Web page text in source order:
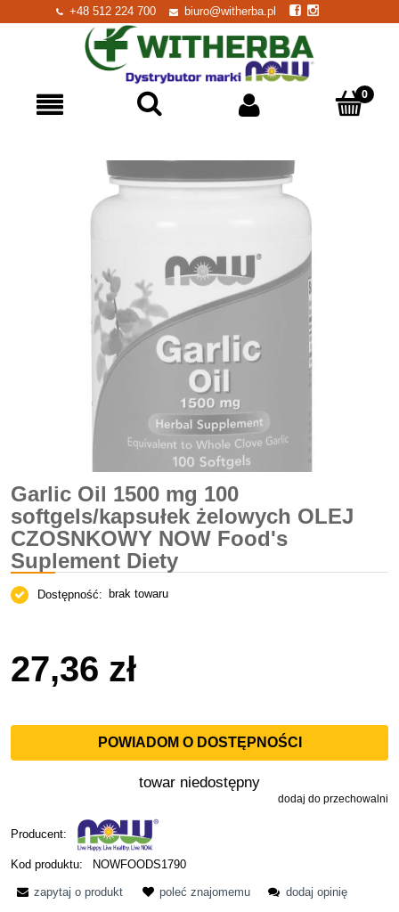
+48 512 224 700 biuro@witherba.pl
Garlic Oil 1500 mg 100
softgels/kapsułek żelowych OLEJ
CZOSNKOWY NOW Food's
Suplement Diety
Dostępność: brak towaru
27,36 zł
POWIADOM O DOSTĘPNOŚCI
towar niedostępny
dodaj do przechowalni
Producent:
Kod produktu: NOWFOODS1790
zapytaj o produkt poleć znajomemu dodaj opinię